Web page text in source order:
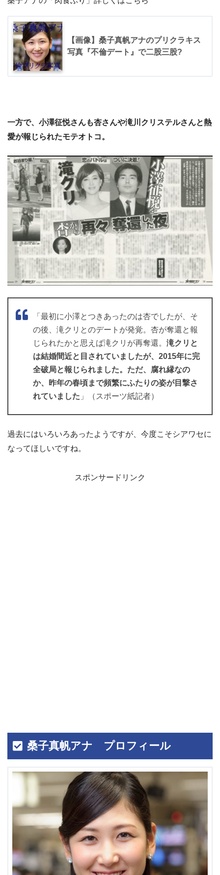
【画像】桑子真帆アナのプリクラキス
写真『不倫デート』で二股三股?
一方で、小澤征悦さんも杏さんや滝川クリステルさんと熱
愛が報じられたモテオトコ。
「最初に小澤とつきあったのは杏でしたが、そ
の後、滝クリとのデートが発覚。杏が奪還と報
じられたかと思えば滝クリが再奪還。 滝クリと
は結婚間近と目されていましたが、2015年に完
全破局と報じられました。ただ、腐れ縁なの
か、昨年の春頃まで頻繁にふたりの姿が目撃さ
れていました 」（スポーツ紙記者）
過去にはいろいろあったようですが、今度こそシアワセに
なってほしいですね。
スポンサードリンク
桑子真帆アナ プロフィール